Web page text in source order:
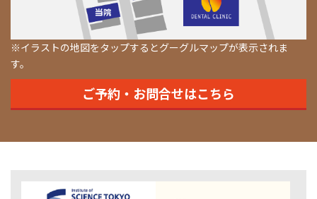
※イラストの地図をタップするとグーグルマップが表示されま
す。
ご予約・お問合せはこちら